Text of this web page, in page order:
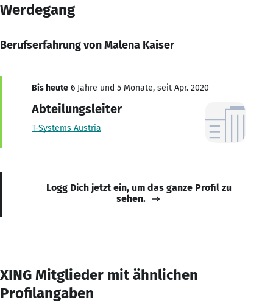
Werdegang
Berufserfahrung von Malena Kaiser
Bis heute 6 Jahre und 5 Monate, seit Apr. 2020
Abteilungsleiter
T-Systems Austria
Logg Dich jetzt ein, um das ganze Profil zu
sehen.
XING Mitglieder mit ähnlichen
Profilangaben